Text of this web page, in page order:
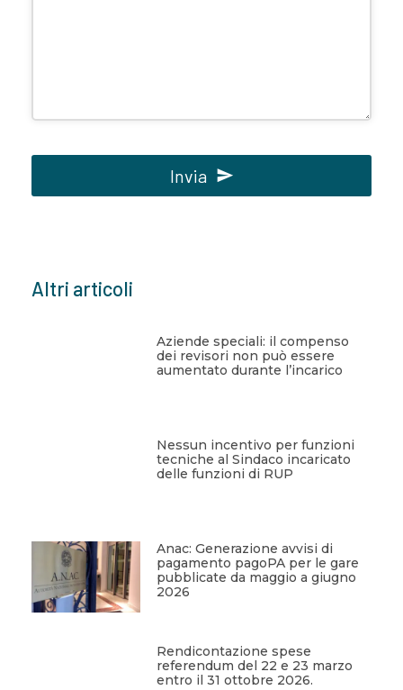
Invia
essere
Altri articoli
Aziende speciali: il compenso
dei revisori non può essere
aumentato durante l’incarico
Nessun incentivo per funzioni
tecniche al Sindaco incaricato
delle funzioni di RUP
Anac: Generazione avvisi di
pagamento pagoPA per le gare
pubblicate da maggio a giugno
2026
Rendicontazione spese
referendum del 22 e 23 marzo
entro il 31 ottobre 2026.